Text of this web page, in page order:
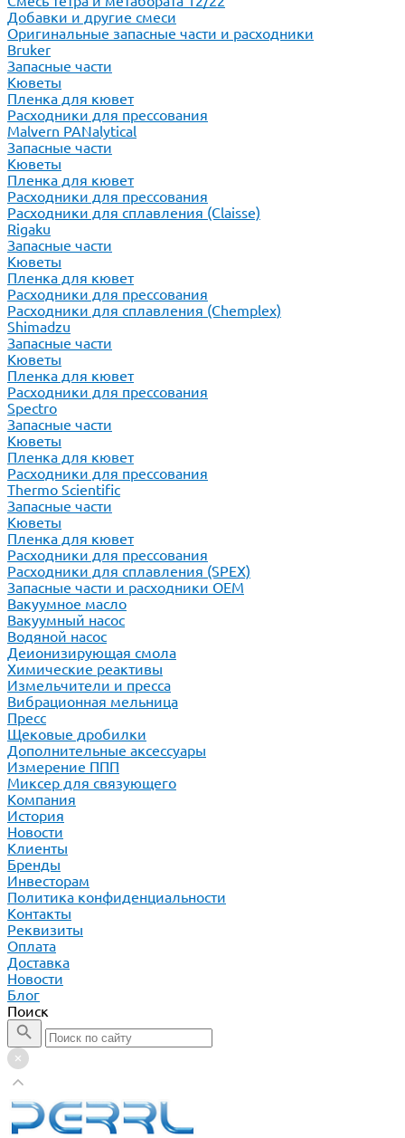
Добавки и другие смеси
Оригинальные запасные части и расходники
Bruker
Запасные части
Кюветы
Пленка для кювет
Расходники для прессования
Malvern PANalytical
Запасные части
Кюветы
Пленка для кювет
Расходники для прессования
Расходники для сплавления (Claisse)
Rigaku
Запасные части
Кюветы
Пленка для кювет
Расходники для прессования
Расходники для сплавления (Chemplex)
Shimadzu
Запасные части
Кюветы
Пленка для кювет
Расходники для прессования
Spectro
Запасные части
Кюветы
Пленка для кювет
Расходники для прессования
Thermo Scientific
Запасные части
Кюветы
Пленка для кювет
Расходники для прессования
Расходники для сплавления (SPEX)
Запасные части и расходники ОЕМ
Вакуумное масло
Вакуумный насос
Водяной насос
Деионизирующая смола
Химические реактивы
Измельчители и пресса
Вибрационная мельница
Пресс
Щековые дробилки
Дополнительные аксессуары
Измерение ППП
Миксер для связующего
Компания
История
Новости
Клиенты
Бренды
Инвесторам
Политика конфиденциальности
Контакты
Реквизиты
Оплата
Доставка
Новости
Блог
Поиск